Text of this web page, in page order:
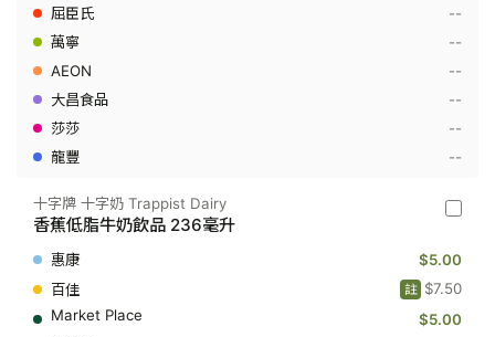
質
牛
奶
毫
--
--
--
--
--
--
十
牌
十
字
十字牌 十字奶 Trappist Dairy
香蕉低脂牛奶飲品 236毫升
$5.00
$7.50
註
$5.00